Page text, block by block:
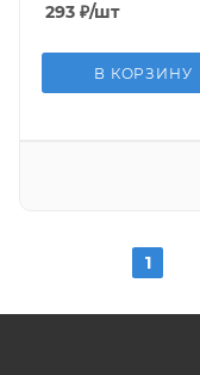
293 ₽/шт
В КОРЗИНУ
1